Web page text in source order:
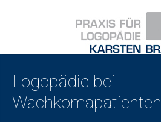
Logopädie bei
Wachkomapatienten